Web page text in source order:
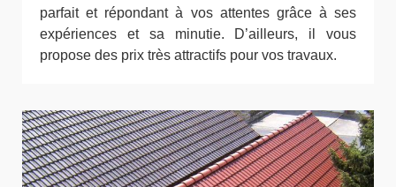
parfait et répondant à vos attentes grâce à ses
expériences et sa minutie. D’ailleurs, il vous
propose des prix très attractifs pour vos travaux.